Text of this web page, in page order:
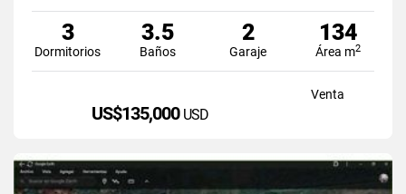
3
Dormitorios
3.5
Baños
2
Garaje
134
Área m2
Venta
US$135,000 USD